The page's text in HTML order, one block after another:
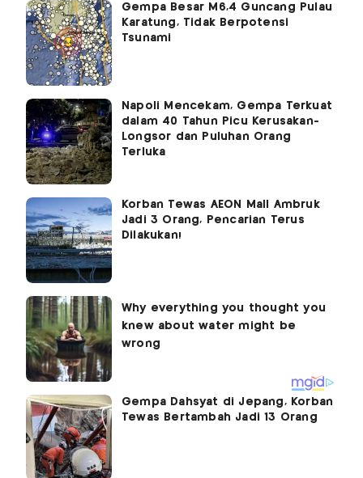
Gempa Besar M6,4 Guncang Pulau
Karatung, Tidak Berpotensi
Tsunami
Napoli Mencekam, Gempa Terkuat
dalam 40 Tahun Picu Kerusakan-
Longsor dan Puluhan Orang
Terluka
Korban Tewas AEON Mall Ambruk
Jadi 3 Orang, Pencarian Terus
Dilakukan!
Gempa Dahsyat di Jepang, Korban
Tewas Bertambah Jadi 13 Orang